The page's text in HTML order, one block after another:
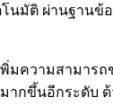
นมัติ ผ่านฐานข้
มความสามารถ
มากขึ้นอีกระดับ